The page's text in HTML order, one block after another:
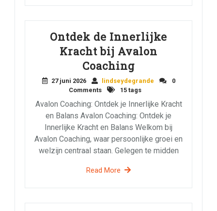
Ontdek de Innerlijke
Kracht bij Avalon
Coaching
27 juni 2026 lindseydegrande
0
Comments
15 tags
Avalon Coaching: Ontdek je Innerlijke Kracht
en Balans Avalon Coaching: Ontdek je
Innerlijke Kracht en Balans Welkom bij
Avalon Coaching, waar persoonlijke groei en
welzijn centraal staan. Gelegen te midden
Read More